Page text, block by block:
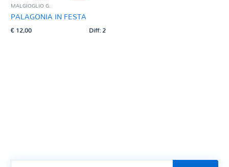
MALGIOGLIO G.
PALAGONIA IN FESTA
€12,00 Diff: 2